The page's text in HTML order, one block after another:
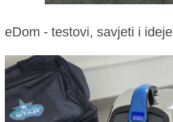
eDom - testovi, savjeti i ideje